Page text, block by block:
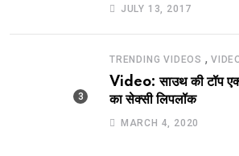
JULY 13, 2017
TRENDING VIDEOS ,
Video: साउथ की टॉप
का सेक्सी लिपलॉक
MARCH 4, 2020